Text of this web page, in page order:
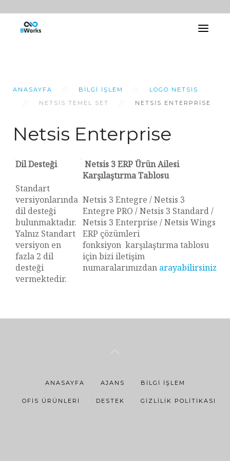
ANASAYFA BILGI İŞLEM
LOGO NETSIS
NETSIS TEMEL SET
NETSIS ENTERPRISE
Netsis Enterprise
Dil Desteği
Standart
versiyonlarında
dil desteği
bulunmaktadır.
Yalnız Standart
versiyon en
fazla 2 dil
desteği
vermektedir.
Netsis 3 ERP Ürün Ailesi
Karşılaştırma Tablosu
Netsis 3 Entegre / Netsis 3
Entegre PRO / Netsis 3 Standard /
Netsis 3 Enterprise / Netsis Wings
ERP çözümleri
fonksiyon karşılaştırma tablosu
için bizi iletişim
numaralarımızdan arayabilirsiniz
ANASAYFA AJANS BILGI İŞLEM
OFIS ÜRÜNLERI DESTEK GIZLILIK POLITIKASI